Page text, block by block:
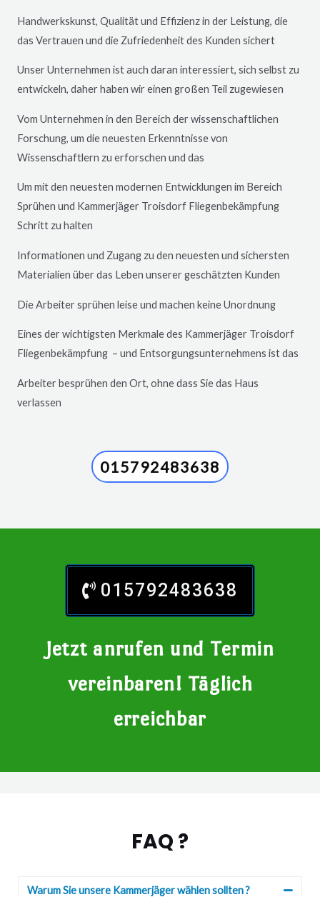
Handwerkskunst, Qualität und Effizienz in der Leistung, die
das Vertrauen und die Zufriedenheit des Kunden sichert
Unser Unternehmen ist auch daran interessiert, sich selbst zu
entwickeln, daher haben wir einen großen Teil zugewiesen
Vom Unternehmen in den Bereich der wissenschaftlichen
Forschung, um die neuesten Erkenntnisse von
Wissenschaftlern zu erforschen und das
Um mit den neuesten modernen Entwicklungen im Bereich
Sprühen und Kammerjäger Troisdorf Fliegenbekämpfung
Schritt zu halten
Informationen und Zugang zu den neuesten und sichersten
Materialien über das Leben unserer geschätzten Kunden
Die Arbeiter sprühen leise und machen keine Unordnung
Eines der wichtigsten Merkmale des Kammerjäger Troisdorf
Fliegenbekämpfung – und Entsorgungsunternehmens ist das
Arbeiter besprühen den Ort, ohne dass Sie das Haus
verlassen
015792483638
015792483638
Jetzt anrufen und Termin
vereinbaren! Täglich
erreichbar
FAQ ?
Warum Sie unsere Kammerjäger wählen sollten ?